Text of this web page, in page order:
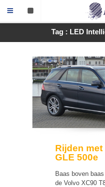
Tag : LED
Rijden
GLE 500e
Baas boven
de Volvo XC90